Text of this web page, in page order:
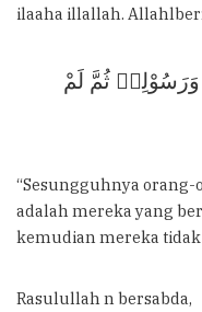
ilaaha illallah.
وَرَسُوْلِهٖ ثُمَّ لَمْ
“Sesungguhnya
adalah mereka yang
kemudian mereka tidak
Rasulullah n bersabda,